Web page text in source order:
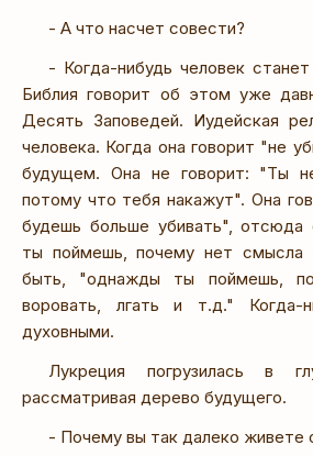
- А что насчет совести?
- Когда-нибудь человек
Библия говорит об этом уже
Десять Заповедей. Иудейская
человека. Когда она говорит "не
будущем. Она не говорит: "Ты
потому что тебя накажут". Она
будешь больше убивать",
ты поймешь, почему нет смысла
быть, "однажды ты поймешь,
воровать, лгать и т.д." Когда-
духовными.
Лукреция погрузилась в
рассматривая дерево будущего.
- Почему вы так далеко живете